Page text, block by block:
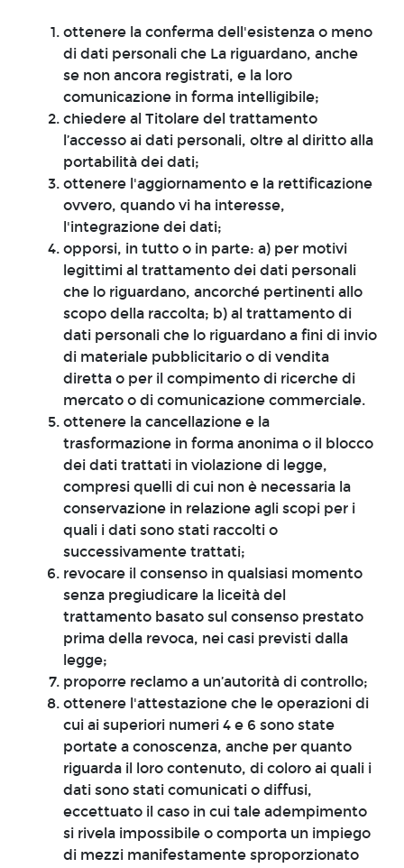
ottenere la conferma dell'esistenza o meno
di dati personali che La riguardano, anche
se non ancora registrati, e la loro
comunicazione in forma intelligibile;
chiedere al Titolare del trattamento
l’accesso ai dati personali, oltre al diritto alla
portabilità dei dati;
ottenere l'aggiornamento e la rettificazione
ovvero, quando vi ha interesse,
l'integrazione dei dati;
opporsi, in tutto o in parte: a) per motivi
legittimi al trattamento dei dati personali
che lo riguardano, ancorché pertinenti allo
scopo della raccolta; b) al trattamento di
dati personali che lo riguardano a fini di invio
di materiale pubblicitario o di vendita
diretta o per il compimento di ricerche di
mercato o di comunicazione commerciale.
ottenere la cancellazione e la
trasformazione in forma anonima o il blocco
dei dati trattati in violazione di legge,
compresi quelli di cui non è necessaria la
conservazione in relazione agli scopi per i
quali i dati sono stati raccolti o
successivamente trattati;
revocare il consenso in qualsiasi momento
senza pregiudicare la liceità del
trattamento basato sul consenso prestato
prima della revoca, nei casi previsti dalla
legge;
proporre reclamo a un’autorità di controllo;
ottenere l'attestazione che le operazioni di
cui ai superiori numeri 4 e 6 sono state
portate a conoscenza, anche per quanto
riguarda il loro contenuto, di coloro ai quali i
dati sono stati comunicati o diffusi,
eccettuato il caso in cui tale adempimento
si rivela impossibile o comporta un impiego
di mezzi manifestamente sproporzionato